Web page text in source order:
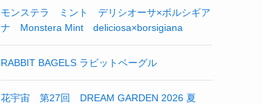
モンステラ ミント デリシオーサ×ボルシギア
ナ Monstera Mint deliciosa×borsigiana
RABBIT BAGELS ラビットベーグル
花宇宙 第27回 DREAM GARDEN 2026 夏